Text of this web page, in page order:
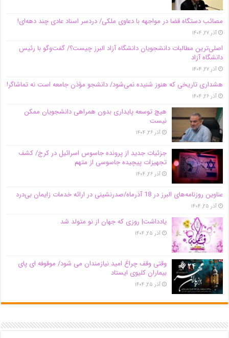
مصائب دستگاه قضا در مواجهه با دعاوی ملکی/ دردسر اسناد عادی چند‌ دهه‌ای!
آذر ۲۷, ۱۴۰۴
اصلی‌ترین مطالبات دانشجویان دانشگاه آزاد البرز چیست؟/ گفت‌وگو با رئیس
دانشگاه آز‌اد
آذر ۲۷, ۱۴۰۴
هشداری تاریخی که هنوز شنیده نمی‌شود/ دانشجو مؤذن جامعه است نه تماشاگر!
آذر ۲۶, ۱۴۰۴
هیچ توسعه پایداری بدون همراهی دانشجویان ممکن
نیست
آذر ۲۶, ۱۴۰۴
جزئیات جدید از پرونده جاسوس اسرائیل در کرج/‌ کشف
تجهیزات پیچیده جاسوسی از متهم
آذر ۲۶, ۱۴۰۴
عناوین روزنامه‌های البرز در ‌18 آذرماه/صدرنشینی در ارائه خدمات زایمان بی‌درد
آذر ۲۵, ۱۴۰۴
یادداشت| روزی که جهان از نو متولد شد
آذر ۲۵, ۱۴۰۴
وقتی وقف چراغ امید نیازمندان می شود/ موقوفه ای پای
بیماران کلیوی ایستاد
آذر ۲۵, ۱۴۰۴